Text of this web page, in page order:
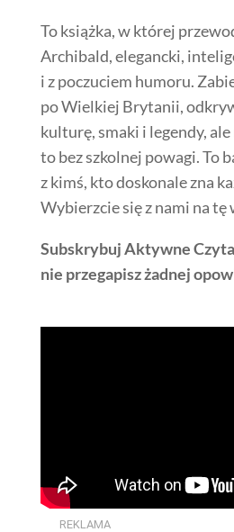
To książka, w której
Archibald, elegancki,
i z poczuciem humoru.
po Wielkiej Brytanii,
kulturę, smaki i legendy,
to bez szkolnej powagi. To
z kimś, kto doskonale zna
Wybierzcie się z nami na tę
Subskrybuj Aktywne
nie przegapisz żadnej
REKLAMA